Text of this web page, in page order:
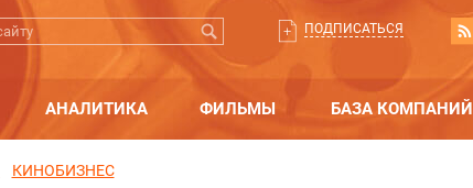
ПОДПИСАТЬСЯ
АНАЛИТИКА ФИЛЬМЫ БАЗА КОМПАНИЙ
КИНОБИЗНЕС